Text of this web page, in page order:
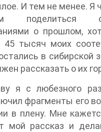
И тем не менее. Я
о прошлом,
45 тысяч моих
в сибирской
рассказать о их
я с любезного
фрагменты его
в плену. Мне
мой рассказ и